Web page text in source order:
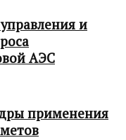
и
АЭС
применения